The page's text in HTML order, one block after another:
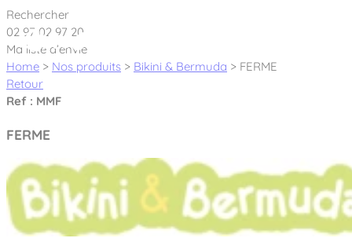
Cookies management panel
Créateur et fabricant d’aires de jeux &
Nos dernières actualités
À propos
Rechercher
02 97 02 97 20
Ma liste d’envie
Home > Nos produits > Bikini & Bermuda > FERME
Retour
Ref : MMF
FERME